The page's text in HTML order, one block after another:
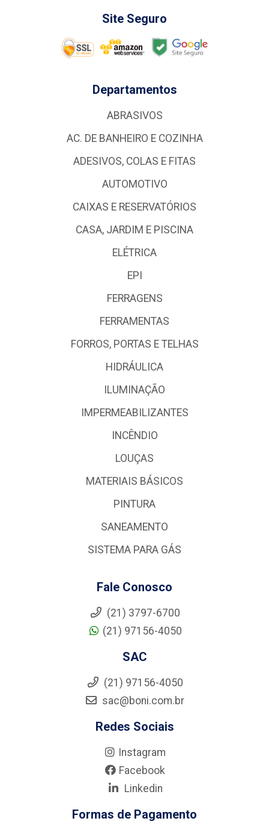
Site Seguro
Departamentos
ABRASIVOS
AC. DE BANHEIRO E COZINHA
ADESIVOS, COLAS E FITAS
AUTOMOTIVO
CAIXAS E RESERVATÓRIOS
CASA, JARDIM E PISCINA
ELÉTRICA
EPI
FERRAGENS
FERRAMENTAS
FORROS, PORTAS E TELHAS
HIDRÁULICA
ILUMINAÇÃO
IMPERMEABILIZANTES
INCÊNDIO
LOUÇAS
MATERIAIS BÁSICOS
PINTURA
SANEAMENTO
SISTEMA PARA GÁS
Fale Conosco
(21) 3797-6700
(21) 97156-4050
SAC
(21) 97156-4050
sac@boni.com.br
Redes Sociais
Instagram
Facebook
Linkedin
Formas de Pagamento